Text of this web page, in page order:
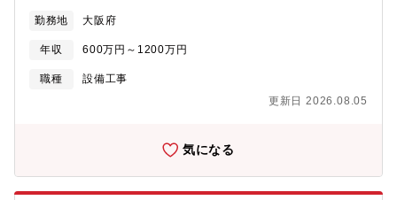
ワークライフバランス神戸本社を拠点に、現場支援は出張対応が
現場での経験も積み、キャリアを築くことが可能です。
を深めることができます。≪入社後のキャリアプラン≫入社後は
進捗中の建設プロジェクトに参加いただき、業務の全体像を理解
トの主担当として中心的な役割を担い、リーダーとしてチームを
けん引していただくことを期待しています。さらにプロジェクト
実績を積み重ねながら、より高いレベルでの活躍を目指していた
移転・日常管理のフェーズで、企画・設計・工事管理・建物運営
等、幅広い業務に従事。■設計事務所や工事会社・ビル管理会社等
を指導し、プロジェクト推進・マネジメント業務を期待。【入行
後1～2年目の日常業務イメージ】・銀行施設の設備更新、内外装
持管理全般の予算策定・店舗戦略等に沿ったインフラ整備 ・災
長期修繕計画策定及び具体化【働き方】・現場頻度（打合せ・現
地確認等）は最大で週の半分程度・出社頻度は4～6割。出社しな
い日は在宅勤務またはサテライトオフィス勤務。柔軟な働き方を
自ら推進。・電子端末と働き方：各自iPhoneとポータブルなラッ
勤務地 大阪府
年収 600万円～1200万円
職種
設備工事
更新日 2026.08.05
気になる